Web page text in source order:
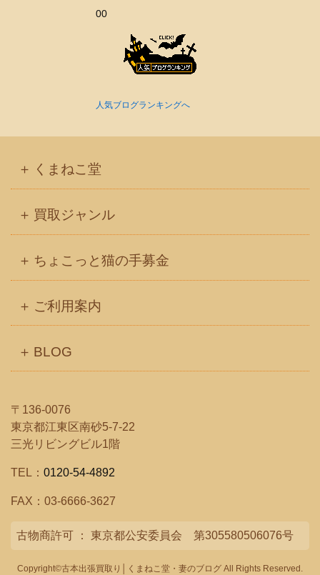
00
人気ブログランキングへ
くまねこ堂
買取ジャンル
ちょこっと猫の手募金
ご利用案内
BLOG
〒136-0076
東京都江東区南砂5-7-22
三光リビングビル1階
TEL： 0120-54-4892
FAX：03-6666-3627
古物商許可 ： 東京都公安委員会 第305580506076号
Copyright©古本出張買取り│くまねこ堂・妻のブログ All Rights Reserved.